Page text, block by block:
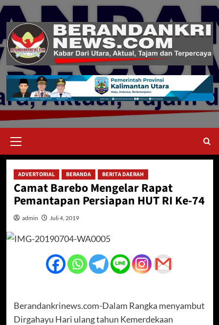
Skip
content
Menu
ADVERTORIAL BERANDA BERITA DAERAH
Camat Barebo Mengelar Rapat
Pemantapan Persiapan HUT RI Ke-74
admin Juli 4, 2019
Berandankrinews.com-Dalam Rangka menyambut
Dirgahayu Hari ulang tahun Kemerdekaan